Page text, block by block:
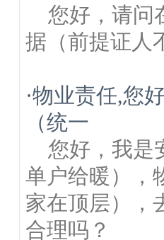
您好，请问
据（前提证人
·物业责任,您
（统一
您好，我是
单户给暖），
家在顶层），
合理吗？